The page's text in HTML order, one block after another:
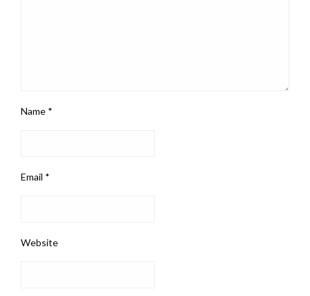
Name *
Email *
Website